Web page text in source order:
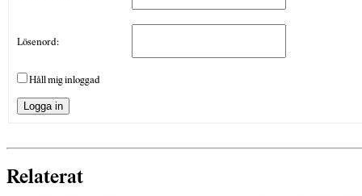
Lösenord:
Håll mig inloggad
Logga in
Relaterat